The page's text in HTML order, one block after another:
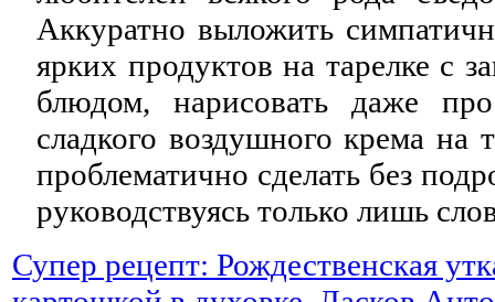
Аккуратно выложить
ярких продуктов на тарелке с
блюдом, нарисовать даже
сладкого воздушного крема на
проблематично сделать без
руководствуясь только лишь
Супер рецепт: Рождественская